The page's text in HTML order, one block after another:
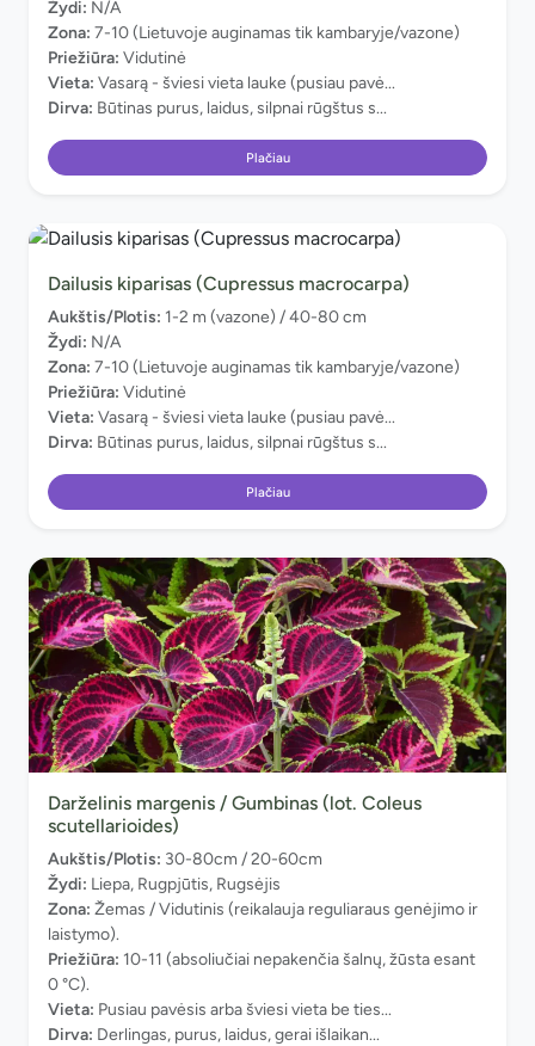
Žydi: N/A
Zona: 7-10 (Lietuvoje auginamas tik kambaryje/vazone)
Priežiūra: Vidutinė
Vieta: Vasarą - šviesi vieta lauke (pusiau pavė...
Dirva: Būtinas purus, laidus, silpnai rūgštus s...
Plačiau
Dailusis kiparisas (Cupressus macrocarpa)
Aukštis/Plotis: 1-2 m (vazone) / 40-80 cm
Žydi: N/A
Zona: 7-10 (Lietuvoje auginamas tik kambaryje/vazone)
Priežiūra: Vidutinė
Vieta: Vasarą - šviesi vieta lauke (pusiau pavė...
Dirva: Būtinas purus, laidus, silpnai rūgštus s...
Plačiau
Darželinis margenis / Gumbinas (lot. Coleus
scutellarioides)
Aukštis/Plotis: 30-80cm / 20-60cm
Žydi: Liepa, Rugpjūtis, Rugsėjis
Zona: Žemas / Vidutinis (reikalauja reguliaraus genėjimo ir
laistymo).
Priežiūra: 10-11 (absoliučiai nepakenčia šalnų, žūsta esant
0 °C).
Vieta: Pusiau pavėsis arba šviesi vieta be ties...
Dirva: Derlingas, purus, laidus, gerai išlaikan...